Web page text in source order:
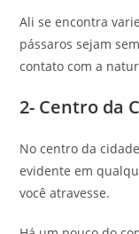
Ali se encontra
pássaros sejam
contato com a
2- Centro da
No centro da
evidente em
você atravesse.